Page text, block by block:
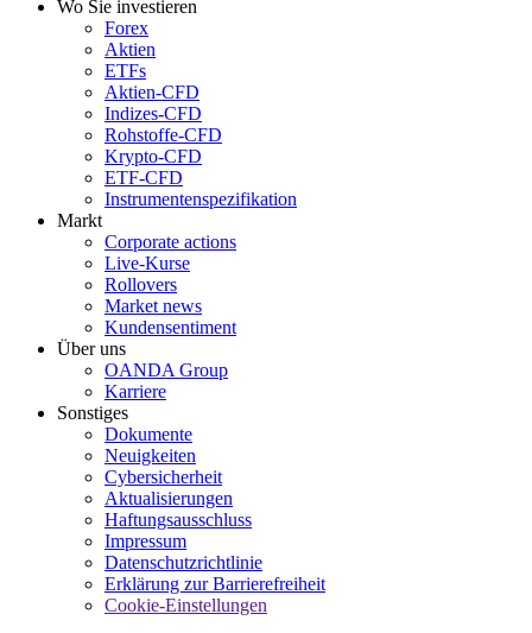
Wo Sie investieren
Forex
Aktien
ETFs
Aktien-CFD
Indizes-CFD
Rohstoffe-CFD
Krypto-CFD
ETF-CFD
Instrumentenspezifikation
Markt
Corporate actions
Live-Kurse
Rollovers
Market news
Kundensentiment
Über uns
OANDA Group
Karriere
Sonstiges
Dokumente
Neuigkeiten
Cybersicherheit
Aktualisierungen
Haftungsausschluss
Impressum
Datenschutzrichtlinie
Erklärung zur Barrierefreiheit
Cookie-Einstellungen